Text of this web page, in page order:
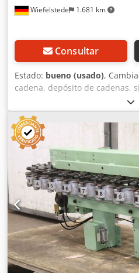
Wiefelstede 1.681 km
Consultar
Estado: bueno (usado),
cadena, depósito de cadenas,
herramientas, depósito de
herramientas -Diámetro del
A Rzmj Akvjrf -Peso: 44 kg